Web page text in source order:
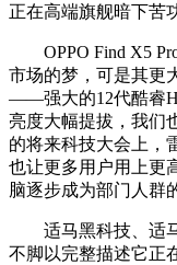
正在高端旗舰暗下苦
OPPO Find X5 Pro
市场的梦，可是其更
——强大的12代酷睿H
亮度大幅提拔，我们
的将来科技大会上，
也让更多用户用上更
脑逐步成为部门人群
适马黑科技、适马
不脚以完整描述它正